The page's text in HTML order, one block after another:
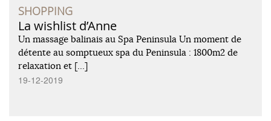
SHOPPING
La wishlist d’Anne
Un massage balinais au Spa Peninsula Un moment de
détente au somptueux spa du Peninsula : 1800m2 de
relaxation et […]
19-12-2019